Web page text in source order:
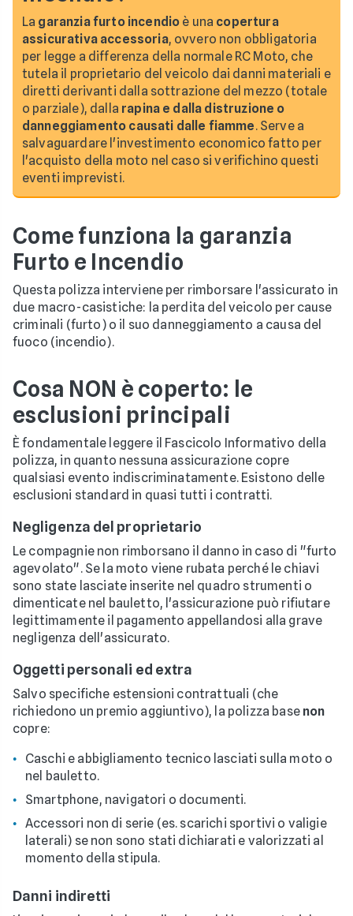
La garanzia furto incendio è una copertura
assicurativa accessoria, ovvero non obbligatoria
per legge a differenza della normale RC Moto, che
tutela il proprietario del veicolo dai danni materiali e
diretti derivanti dalla sottrazione del mezzo (totale
o parziale), dalla rapina e dalla distruzione o
danneggiamento causati dalle fiamme. Serve a
salvaguardare l'investimento economico fatto per
l'acquisto della moto nel caso si verifichino questi
eventi imprevisti.
Come funziona la garanzia
Furto e Incendio
Questa polizza interviene per rimborsare l'assicurato in
due macro-casistiche: la perdita del veicolo per cause
criminali (furto) o il suo danneggiamento a causa del
fuoco (incendio).
Cosa NON è coperto: le
esclusioni principali
È fondamentale leggere il Fascicolo Informativo della
polizza, in quanto nessuna assicurazione copre
qualsiasi evento indiscriminatamente. Esistono delle
esclusioni standard in quasi tutti i contratti.
Negligenza del proprietario
Le compagnie non rimborsano il danno in caso di "furto
agevolato". Se la moto viene rubata perché le chiavi
sono state lasciate inserite nel quadro strumenti o
dimenticate nel bauletto, l'assicurazione può rifiutare
legittimamente il pagamento appellandosi alla grave
negligenza dell'assicurato.
Oggetti personali ed extra
Salvo specifiche estensioni contrattuali (che
richiedono un premio aggiuntivo), la polizza base non
copre:
Caschi e abbigliamento tecnico lasciati sulla moto o
nel bauletto.
Smartphone, navigatori o documenti.
Accessori non di serie (es. scarichi sportivi o valigie
laterali) se non sono stati dichiarati e valorizzati al
momento della stipula.
Danni indiretti